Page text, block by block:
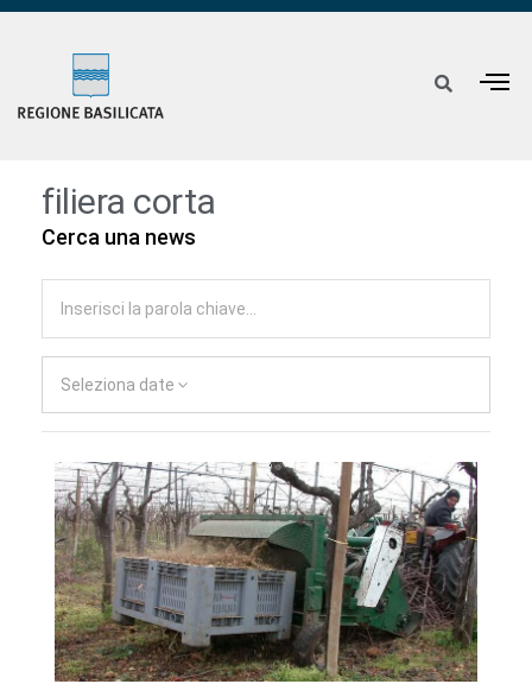
filiera corta
Cerca una news
Seleziona date